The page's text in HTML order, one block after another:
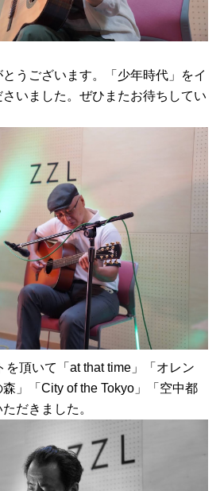
ございます。「少年時代」をイ
いました。ぜひまたお待ちしてい
頂いて「at that time」「オレン
」「City of the Tokyo」「空中都
だきました。